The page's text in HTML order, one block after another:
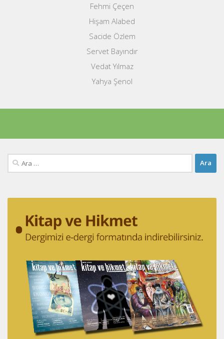
Fehmi Çeçen
Hişam Alabed
Sacide Özlem
Servet Bayındır
Vedat Yılmaz
Yahya Şenol
Arama: